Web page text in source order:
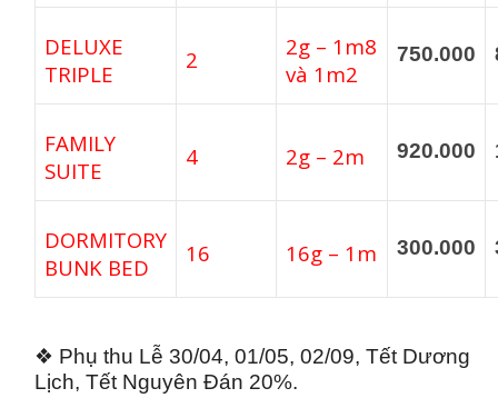
DELUXE
TRIPLE
2
2g – 1m8
và 1m2
750.000
FAMILY
SUITE
4 2g – 2m 920.000
DORMITORY
BUNK BED
16 16g – 1m 300.000
❖ Phụ thu Lễ 30/04, 01/05, 02/09, Tết Dương
Lịch, Tết Nguyên Đán 20%.